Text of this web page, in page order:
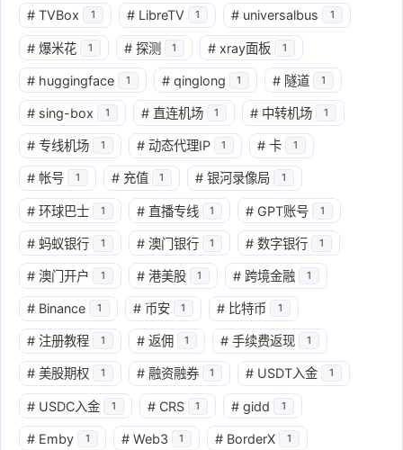
# TVBox 1 # LibreTV 1 # universalbus 1
# 爆米花 1 # 探测 1 # xray面板 1
# huggingface 1 # qinglong 1 # 隧道 1
# sing-box 1 # 直连机场 1 # 中转机场 1
# 专线机场 1 # 动态代理IP 1 # 卡 1
# 帐号 1 # 充值 1 # 银河录像局 1
# 环球巴士 1 # 直播专线 1 # GPT账号 1
# 蚂蚁银行 1 # 澳门银行 1 # 数字银行 1
# 澳门开户 1 # 港美股 1 # 跨境金融 1
# Binance 1 # 币安 1 # 比特币 1
# 注册教程 1 # 返佣 1 # 手续费返现 1
# 美股期权 1 # 融资融券 1 # USDT入金 1
# USDC入金 1 # CRS 1 # gidd 1
# Emby 1 # Web3 1 # BorderX 1